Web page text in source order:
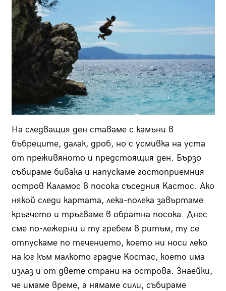
На следващия ден ставаме с камъни в
бъбреците, далак, дроб, но с усмивка на уста
от преживяното и предстоящия ден. Бързо
събираме бивака и напускаме гостоприемния
остров Каламос в посока съседния Кастос. Ако
някой следи картата, лека-полека завъртаме
кръгчето и тръгваме в обратна посока. Днес
сме по-лежерни и ту гребем в ритъм, ту се
отпускаме по течението, което ни носи леко
на юг към малкото градче Костас, което има
излаз и от двете страни на острова. Знаейки,
че имаме време, а нямаме сили, събираме